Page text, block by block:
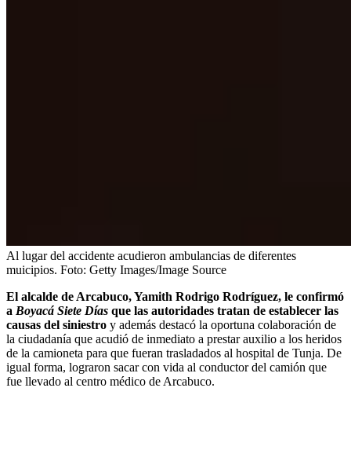
Al lugar del accidente acudieron ambulancias de diferentes
muicipios. Foto: Getty Images/Image Source
El alcalde de Arcabuco, Yamith Rodrigo Rodríguez, le confirmó
a Boyacá Siete Días que las autoridades tratan de establecer las
causas del siniestro y además destacó la oportuna colaboración de
la ciudadanía que acudió de inmediato a prestar auxilio a los heridos
de la camioneta para que fueran trasladados al hospital de Tunja. De
igual forma, lograron sacar con vida al conductor del camión que
fue llevado al centro médico de Arcabuco.